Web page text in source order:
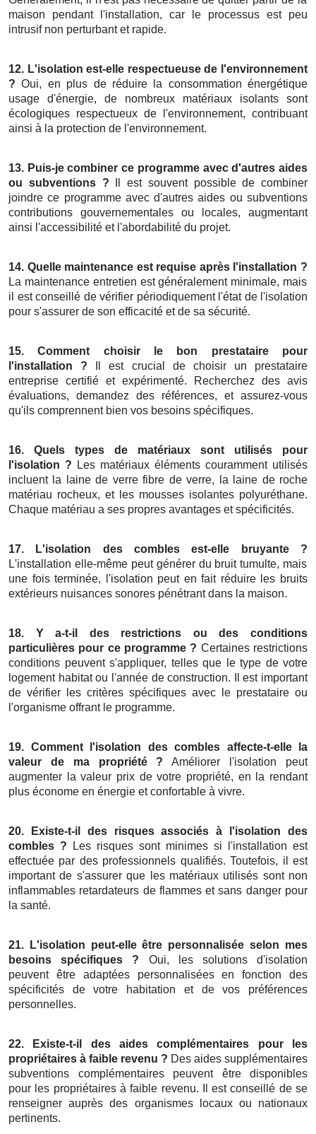
maison pendant l'installation, car le processus est peu
intrusif non perturbant et rapide.
12. L'isolation est-elle respectueuse de l'environnement
? Oui, en plus de réduire la consommation énergétique
usage d'énergie, de nombreux matériaux isolants sont
écologiques respectueux de l'environnement, contribuant
ainsi à la protection de l'environnement.
13. Puis-je combiner ce programme avec d'autres aides
ou subventions ? Il est souvent possible de combiner
joindre ce programme avec d'autres aides ou subventions
contributions gouvernementales ou locales, augmentant
ainsi l'accessibilité et l'abordabilité du projet.
14. Quelle maintenance est requise après l'installation ?
La maintenance entretien est généralement minimale, mais
il est conseillé de vérifier périodiquement l'état de l'isolation
pour s'assurer de son efficacité et de sa sécurité.
15. Comment choisir le bon prestataire pour
l'installation ? Il est crucial de choisir un prestataire
entreprise certifié et expérimenté. Recherchez des avis
évaluations, demandez des références, et assurez-vous
qu'ils comprennent bien vos besoins spécifiques.
16. Quels types de matériaux sont utilisés pour
l'isolation ? Les matériaux éléments couramment utilisés
incluent la laine de verre fibre de verre, la laine de roche
matériau rocheux, et les mousses isolantes polyuréthane.
Chaque matériau a ses propres avantages et spécificités.
17. L'isolation des combles est-elle bruyante ?
L'installation elle-même peut générer du bruit tumulte, mais
une fois terminée, l'isolation peut en fait réduire les bruits
extérieurs nuisances sonores pénétrant dans la maison.
18. Y a-t-il des restrictions ou des conditions
particulières pour ce programme ? Certaines restrictions
conditions peuvent s'appliquer, telles que le type de votre
logement habitat ou l'année de construction. Il est important
de vérifier les critères spécifiques avec le prestataire ou
l'organisme offrant le programme.
19. Comment l'isolation des combles affecte-t-elle la
valeur de ma propriété ? Améliorer l'isolation peut
augmenter la valeur prix de votre propriété, en la rendant
plus économe en énergie et confortable à vivre.
20. Existe-t-il des risques associés à l'isolation des
combles ? Les risques sont minimes si l'installation est
effectuée par des professionnels qualifiés. Toutefois, il est
important de s'assurer que les matériaux utilisés sont non
inflammables retardateurs de flammes et sans danger pour
la santé.
21. L'isolation peut-elle être personnalisée selon mes
besoins spécifiques ? Oui, les solutions d'isolation
peuvent être adaptées personnalisées en fonction des
spécificités de votre habitation et de vos préférences
personnelles.
22. Existe-t-il des aides complémentaires pour les
propriétaires à faible revenu ? Des aides supplémentaires
subventions complémentaires peuvent être disponibles
pour les propriétaires à faible revenu. Il est conseillé de se
renseigner auprès des organismes locaux ou nationaux
pertinents.